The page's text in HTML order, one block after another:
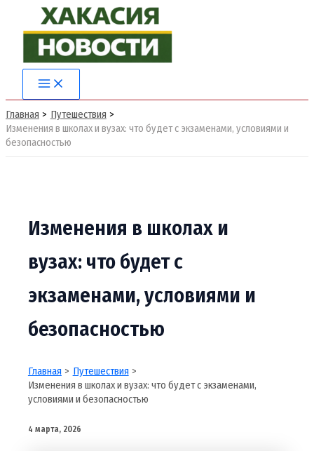
содержимому
Main
Menu
Главная
Путешествия
Изменения в школах и вузах: что будет с экзаменами, условиями и
безопасностью
Изменения в школах и
вузах: что будет с
экзаменами, условиями и
безопасностью
Главная
Путешествия
Изменения в школах и вузах: что будет с экзаменами,
условиями и безопасностью
4 марта, 2026